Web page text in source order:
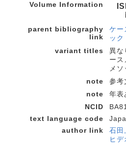
Volume Information
parent bibliography
link
ケー
ッ
variant titles
異な
ース
メ
note
参考
note
年表
NCID
text language code
author link
石田
ヒ